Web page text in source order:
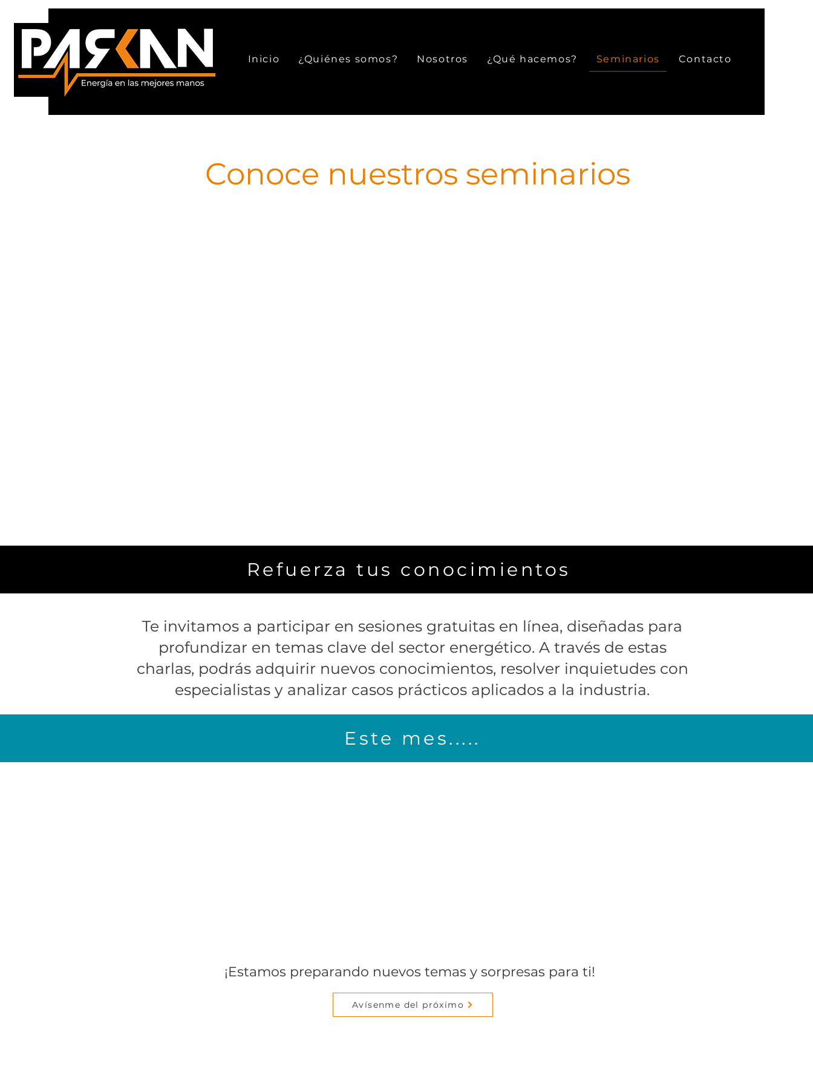
Inicio ¿Quiénes somos? Nosotros ¿Qué hacemos? Seminarios Contacto
Conoce nuestros seminarios
Refuerza tus conocimientos
Te invitamos a participar en sesiones gratuitas en línea, diseñadas para
profundizar en temas clave del sector energético. A través de estas
charlas, podrás adquirir nuevos conocimientos, resolver inquietudes con
especialistas y analizar casos prácticos aplicados a la industria.
Este mes.....
¡Estamos preparando nuevos temas y sorpresas para ti!
Avísenme del próximo